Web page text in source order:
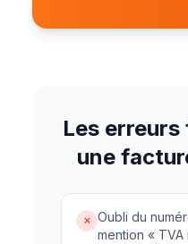
Les
une
✗ Oubli du
mention «